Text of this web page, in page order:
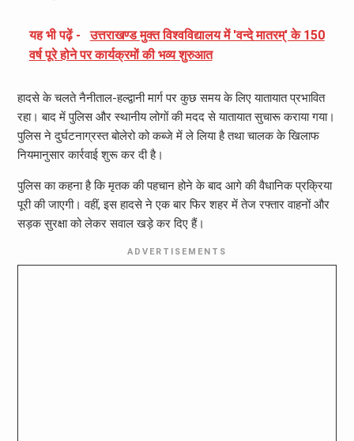
यह भी पढ़ें -
उत्तराखण्ड मुक्त विश्वविद्यालय में 'वन्दे मातरम्' के 150
वर्ष पूरे होने पर कार्यक्रमों की भव्य शुरुआत
हादसे के चलते नैनीताल-हल्द्वानी मार्ग पर कुछ समय के लिए यातायात प्रभावित
रहा। बाद में पुलिस और स्थानीय लोगों की मदद से यातायात सुचारू कराया गया।
पुलिस ने दुर्घटनाग्रस्त बोलेरो को कब्जे में ले लिया है तथा चालक के खिलाफ
नियमानुसार कार्रवाई शुरू कर दी है।
पुलिस का कहना है कि मृतक की पहचान होने के बाद आगे की वैधानिक प्रक्रिया
पूरी की जाएगी। वहीं, इस हादसे ने एक बार फिर शहर में तेज रफ्तार वाहनों और
सड़क सुरक्षा को लेकर सवाल खड़े कर दिए हैं।
ADVERTISEMENTS